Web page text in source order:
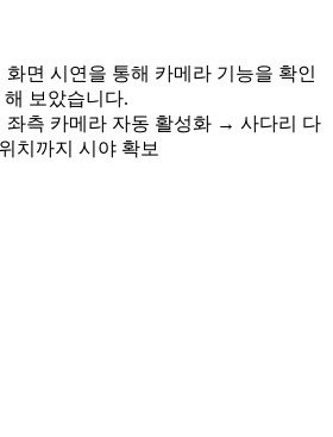
면 시연을 통해 카메라 기능을 확인
해 보았습니다.
측 카메라 자동 활성화 → 사다리 다
치까지 시야 확보